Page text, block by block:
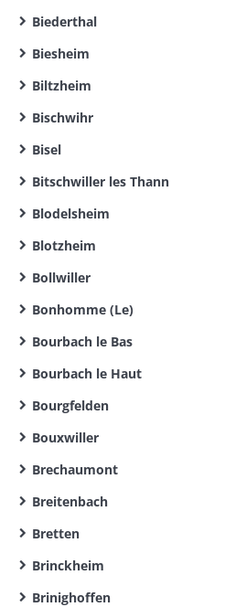
Biederthal
Biesheim
Biltzheim
Bischwihr
Bisel
Bitschwiller les Thann
Blodelsheim
Blotzheim
Bollwiller
Bonhomme (Le)
Bourbach le Bas
Bourbach le Haut
Bourgfelden
Bouxwiller
Brechaumont
Breitenbach
Bretten
Brinckheim
Brinighoffen